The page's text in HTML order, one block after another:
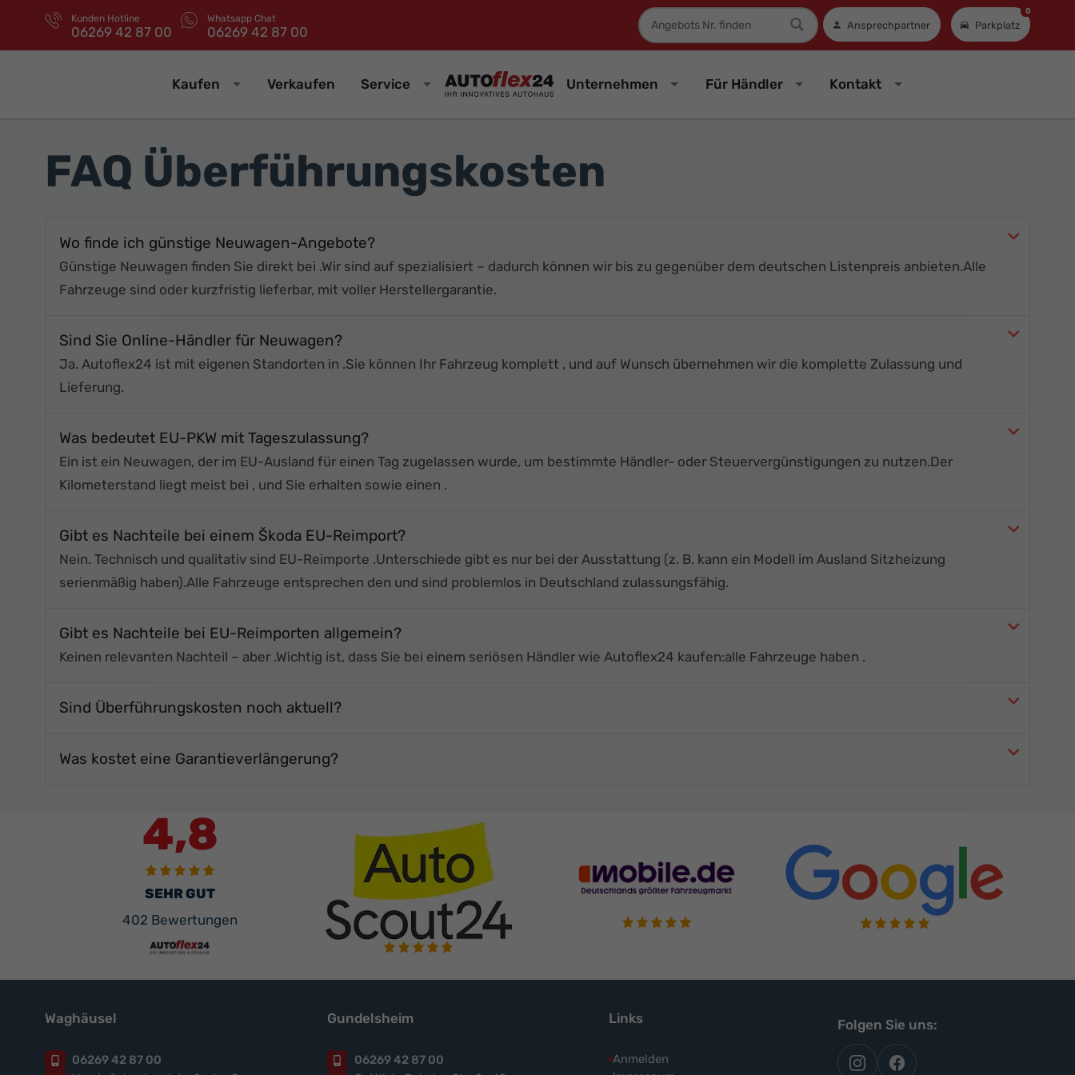
Kunden Hotline
06269 42 87 00
Whatsapp Chat
06269 42 87 00
Fahrzeugnummer
Ansprechpartner Parkplatz
0
Kaufen Verkaufen Service Unternehmen Für Händler Kontakt
FAQ Überführungskosten
Wo finde ich günstige Neuwagen-Angebote?
Günstige Neuwagen finden Sie direkt bei .Wir sind auf spezialisiert – dadurch können wir bis zu gegenüber dem deutschen Listenpreis anbieten.Alle
Fahrzeuge sind oder kurzfristig lieferbar, mit voller Herstellergarantie.
Sind Sie Online-Händler für Neuwagen?
Ja. Autoflex24 ist mit eigenen Standorten in .Sie können Ihr Fahrzeug komplett , und auf Wunsch übernehmen wir die komplette Zulassung und
Lieferung.
Was bedeutet EU-PKW mit Tageszulassung?
Ein ist ein Neuwagen, der im EU-Ausland für einen Tag zugelassen wurde, um bestimmte Händler- oder Steuervergünstigungen zu nutzen.Der
Kilometerstand liegt meist bei , und Sie erhalten sowie einen .
Gibt es Nachteile bei einem Škoda EU-Reimport?
Nein. Technisch und qualitativ sind EU-Reimporte .Unterschiede gibt es nur bei der Ausstattung (z. B. kann ein Modell im Ausland Sitzheizung
serienmäßig haben).Alle Fahrzeuge entsprechen den und sind problemlos in Deutschland zulassungsfähig.
Gibt es Nachteile bei EU-Reimporten allgemein?
Keinen relevanten Nachteil – aber .Wichtig ist, dass Sie bei einem seriösen Händler wie Autoflex24 kaufen:alle Fahrzeuge haben .
Sind Überführungskosten noch aktuell?
Was kostet eine Garantieverlängerung?
4,8
SEHR GUT
402 Bewertungen
Waghäusel
06269 42 87 00
Gundelsheim
06269 42 87 00
Links
Anmelden
Folgen Sie uns:
autoflexautoflex24